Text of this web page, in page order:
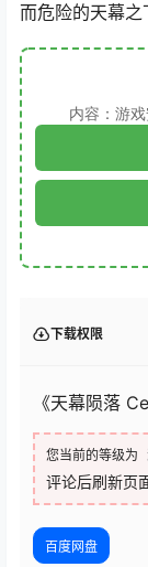
而危险的天幕之
内容：游
下载权限
《天幕陨落
您当前的等级为
评论后刷新页
百度网盘